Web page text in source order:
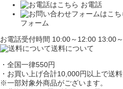
お電話
フォーム
お電話受付時間 10:00～12:00 13:00
送料について
・全国一律550円
・お買い上げ合計10,000円 以上で送
※一部対象外商品がございます。